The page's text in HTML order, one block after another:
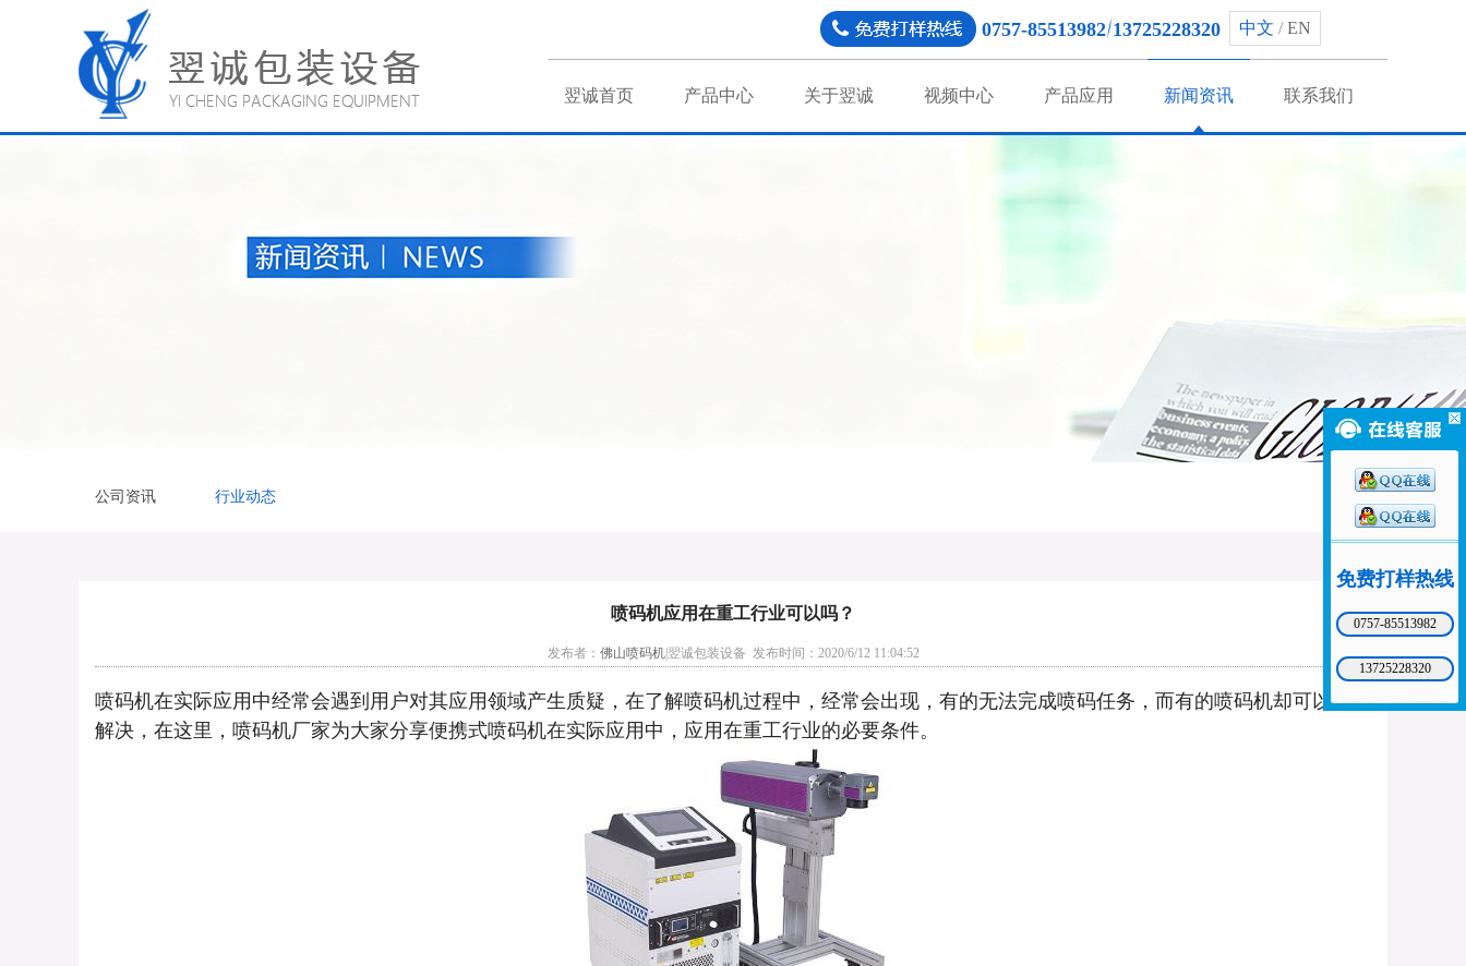
0757-85513982 13725228320 中文 /EN
翌诚首页 产品中心 关于翌诚 视频中心 产品应用 新闻资讯 联系我们
公司资讯 行业动态
喷码机应用在重工行业可以吗？
发布者： 佛山喷码机|翌诚包装设备 发布时间：2020/6/12 11:04:52
喷码机在实际应用中经常会遇到用户对其应用领域产生质疑，在了解喷码机过程中，经常会出现，有的无法完成喷码任务，而有的喷码机却可以轻松
解决，在这里，喷码机厂家为大家分享便携式喷码机在实际应用中，应用在重工行业的必要条件。
免费打样热线
0757-85513982
13725228320